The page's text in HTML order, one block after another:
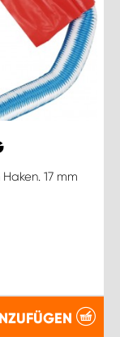
17 mm